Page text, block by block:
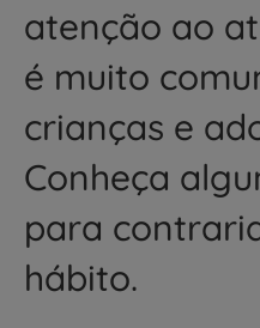
atenção ao
é muito
crianças e
Conheça
para
hábito.